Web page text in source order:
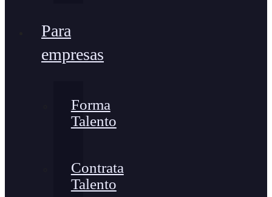
Para
empresas
Forma
Talento
Contrata
Talento